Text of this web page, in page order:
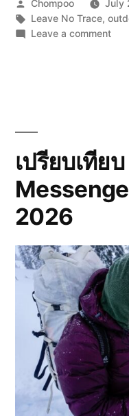
Posted
by
Chompoo July
Tags:
Leave No Trace,
Leave a commenton
มา
ที่
ช่วย
ให้
น่า
เที่ย
เปรียบเทีย
2026